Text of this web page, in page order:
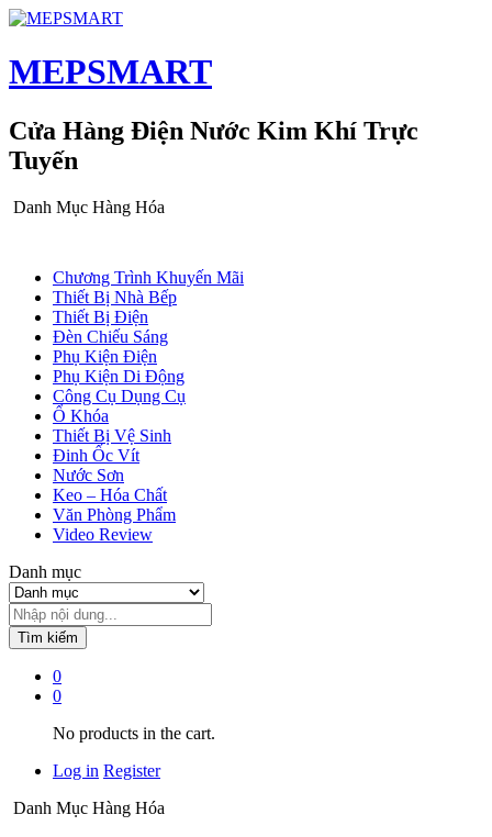
MEPSMART
Cửa Hàng Điện Nước Kim Khí Trực
Tuyến
Danh Mục Hàng Hóa
Chương Trình Khuyến Mãi
Thiết Bị Nhà Bếp
Thiết Bị Điện
Đèn Chiếu Sáng
Phụ Kiện Điện
Phụ Kiện Di Động
Công Cụ Dụng Cụ
Ổ Khóa
Thiết Bị Vệ Sinh
Đinh Ốc Vít
Nước Sơn
Keo – Hóa Chất
Văn Phòng Phẩm
Video Review
Danh mục
Tìm kiếm
0
0
No products in the cart.
Log in Register
Danh Mục Hàng Hóa